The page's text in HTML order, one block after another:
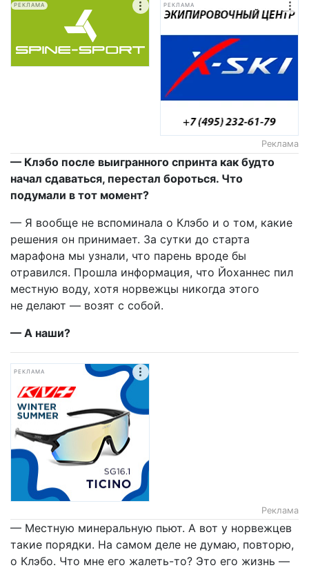
РЕКЛАМА РЕКЛАМА
Реклама
— Клэбо после выигранного спринта как будто
начал сдаваться, перестал бороться. Что
подумали в тот момент?
— Я вообще не вспоминала о Клэбо и о том, какие
решения он принимает. За сутки до старта
марафона мы узнали, что парень вроде бы
отравился. Прошла информация, что Йоханнес пил
местную воду, хотя норвежцы никогда этого
не делают — возят с собой.
— А наши?
РЕКЛАМА
Реклама
— Местную минеральную пьют. А вот у норвежцев
такие порядки. На самом деле не думаю, повторю,
о Клэбо. Что мне его жалеть-то? Это его жизнь —